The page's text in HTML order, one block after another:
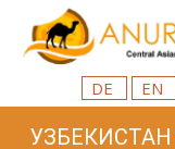
DE EN
УЗБЕКИСТАН